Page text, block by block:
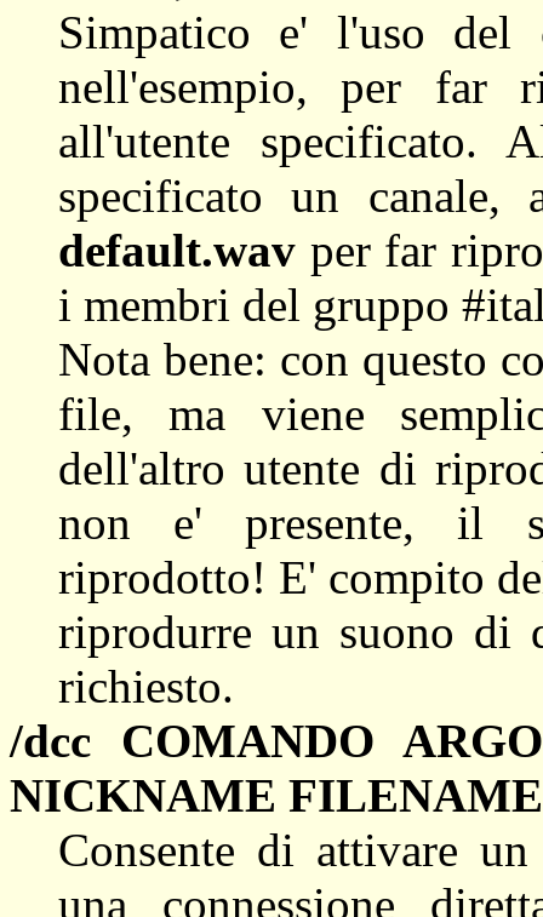
Simpatico e' l'uso del
nell'esempio, per far
all'utente specificato.
specificato un canale,
default.wav per far
i membri del gruppo
Nota bene: con questo
file, ma viene
dell'altro utente di
non e' presente, il
riprodotto! E' compito
riprodurre un suono di
richiesto.
/dcc COMANDO
NICKNAME FILENAME
Consente di attivare
una connessione